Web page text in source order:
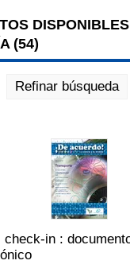
(54)
Refinar búsqueda
check-in :